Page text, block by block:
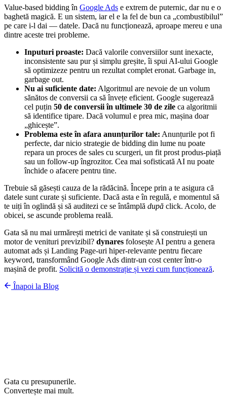
Value-based bidding în Google Ads e extrem de puternic, dar nu e o
baghetă magică. E un sistem, iar el e la fel de bun ca „combustibilul”
pe care i-l dai — datele. Dacă nu funcționează, aproape mereu e una
dintre aceste trei probleme.
Inputuri proaste: Dacă valorile conversiilor sunt inexacte,
inconsistente sau pur și simplu greșite, îi spui AI-ului Google
să optimizeze pentru un rezultat complet eronat. Garbage in,
garbage out.
Nu ai suficiente date: Algoritmul are nevoie de un volum
sănătos de conversii ca să învețe eficient. Google sugerează
cel puțin 50 de conversii în ultimele 30 de zile ca algoritmii
să identifice tipare. Dacă volumul e prea mic, mașina doar
„ghicește”.
Problema este în afara anunțurilor tale: Anunțurile pot fi
perfecte, dar nicio strategie de bidding din lume nu poate
repara un proces de sales cu scurgeri, un fit prost produs-piață
sau un follow-up îngrozitor. Cea mai sofisticată AI nu poate
închide o afacere pentru tine.
Trebuie să găsești cauza de la rădăcină. Începe prin a te asigura că
datele sunt curate și suficiente. Dacă asta e în regulă, e momentul să
te uiți în oglindă și să auditezi ce se întâmplă după click. Acolo, de
obicei, se ascunde problema reală.
Gata să nu mai urmărești metrici de vanitate și să construiești un
motor de venituri previzibil? dynares folosește AI pentru a genera
automat ads și Landing Page-uri hiper-relevante pentru fiecare
keyword, transformând Google Ads dintr-un cost center într-o
mașină de profit. Solicită o demonstrație și vezi cum funcționează.
Înapoi la Blog
Gata cu presupunerile.
Convertește mai mult.